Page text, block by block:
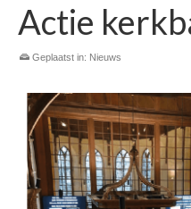
Actie
Geplaatst in: Nieuws